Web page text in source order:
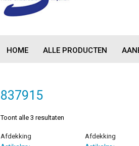
HOME ALLE PRODUCTEN
837915
Toont alle 3 resultaten
Afdekking Afdekking